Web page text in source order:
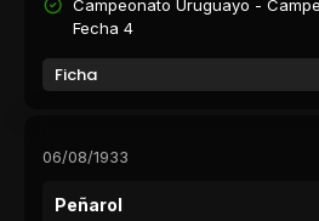
Campeonato Uruguayo -
Fecha 4
Ficha
06/08/1933
Peñarol